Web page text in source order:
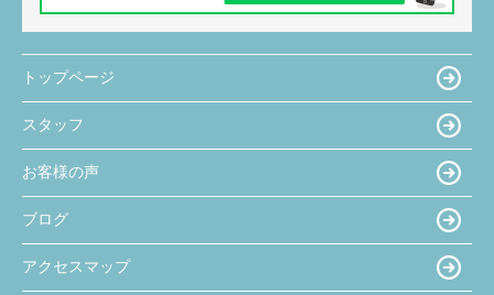
トップページ
スタッフ
お客様の声
ブログ
アクセスマップ